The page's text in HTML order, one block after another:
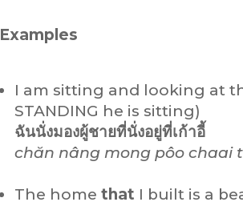
Examples
I am sitting and looking at
STANDING he is sitting)
ฉันนั่งมองผู้ชายที่นั่งอยู่ที่เก้าอี้
chăn nâng mong pôo chaai
The homethat I built is a